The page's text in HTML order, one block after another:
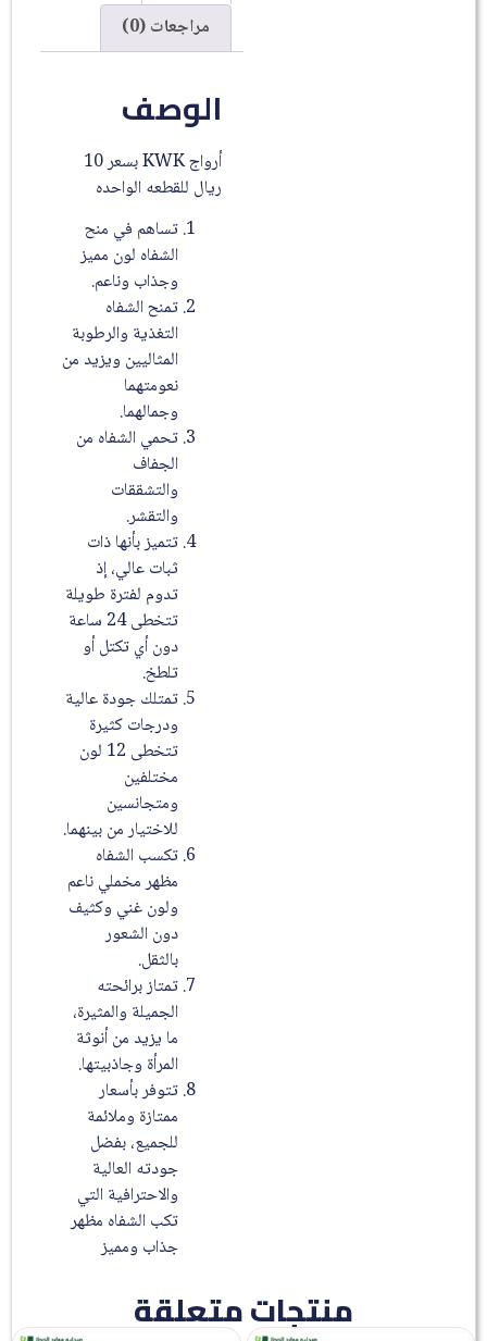
مراجعات (0)
الوصف
أرواج KWK بسعر 10
ريال للقطعه الواحده
تساهم في منح
الشفاه لون مميز
وجذاب وناعم.
تمنح الشفاه
التغذية والرطوبة
المثاليين ويزيد من
نعومتهما
وجمالهما.
تحمي الشفاه من
الجفاف
والتشققات
والتقشر.
تتميز بأنها ذات
ثبات عالي، إذ
تدوم لفترة طويلة
تتخطى 24 ساعة
دون أي تكتل أو
تلطخ.
تمتلك جودة عالية
ودرجات كثيرة
تتخطى 12 لون
مختلفين
ومتجانسين
للاختيار من بينهما.
تكسب الشفاه
مظهر مخملي ناعم
ولون غني وكثيف
دون الشعور
بالثقل.
تمتاز برائحته
الجميلة والمثيرة،
ما يزيد من أنوثة
المرأة وجاذبيتها.
تتوفر بأسعار
ممتازة وملائمة
للجميع، بفضل
جودته العالية
والاحترافية التي
تكب الشفاه مظهر
جذاب ومميز
منتجات متعلقة